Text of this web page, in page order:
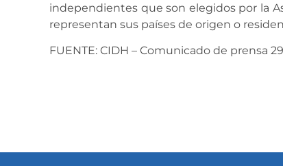
independientes que son elegidos por la
representan sus países de origen o
FUENTE: CIDH – Comunicado de prensa